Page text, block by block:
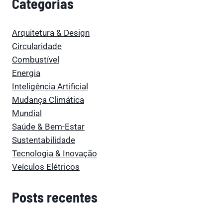
Arquitetura & Design
Circularidade
Combustível
Energia
Inteligência Artificial
Mudança Climática
Mundial
Saúde & Bem-Estar
Sustentabilidade
Tecnologia & Inovação
Veículos Elétricos
Posts recentes